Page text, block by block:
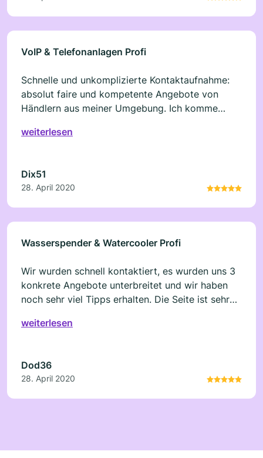
schmeckt sooooo lecker....!.
VoIP & Telefonanlagen Profi
Schnelle und unkomplizierte Kontaktaufnahme:
absolut faire und kompetente Angebote von
Händlern aus meiner Umgebung. Ich komme
weiterlesen
Dix51
28. April 2020
Wasserspender & Watercooler Profi
Wir wurden schnell kontaktiert, es wurden uns 3
konkrete Angebote unterbreitet und wir haben
noch sehr viel Tipps erhalten. Die Seite ist sehr
weiterlesen
Dod36
28. April 2020